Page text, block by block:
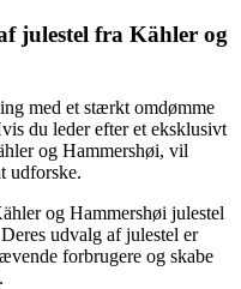
julestel fra Kähler og
med et stærkt omdømme
du leder efter et eksklusivt
og Hammershøi, vil
udforske.
og Hammershøi julestel
udvalg af julestel er
forbrugere og skabe